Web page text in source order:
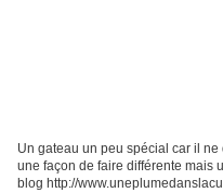
Un gateau un peu spécial car il
une façon de faire différente mais
blog http://